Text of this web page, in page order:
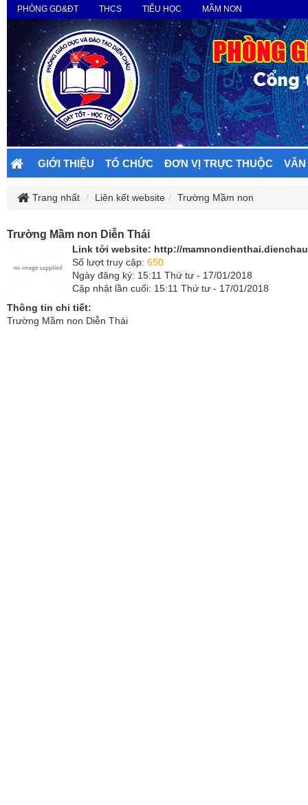
PHÒNG GD&ĐT THCS TIỂU HỌC MẦM NON
GIỚI THIỆU TỔ CHỨC ĐƠN VỊ TRỰC THUỘC
Trang nhất Liên kết website Trường Mầm non
Trường Mầm non Diễn Thái
Link tới website: http://
Số lượt truy cập: 650
Ngày đăng ký: 15:11 Thứ tư - 17/01/2018
Cập nhật lần cuối: 15:11 Thứ tư - 17/01/2018
Thông tin chi tiết:
Trường Mầm non Diễn Thái